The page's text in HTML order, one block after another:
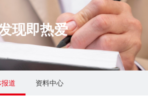
现即热爱
道 资料中心